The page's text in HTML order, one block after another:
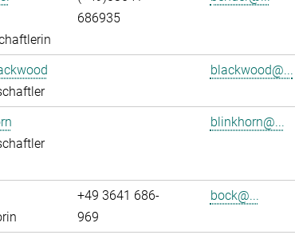
686935
blackwood@...
blinkhorn@...
+49 3641 686-
969
bock@...